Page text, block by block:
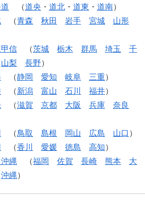
（道央 ・ 道北 ・ 道東 ・ 道南）
（青森 秋田 岩手 宮城
山形
信 （茨城 栃木 群馬 埼玉
千
山梨 長野）
（静岡 愛知 岐阜 三重）
（新潟 富山 石川 福井）
（滋賀 京都 大阪 兵庫
奈良
（鳥取 島根 岡山 広島 山口 ）
（香川 愛媛 徳島 高知）
縄 （福岡 佐賀 長崎 熊本
大
沖縄）